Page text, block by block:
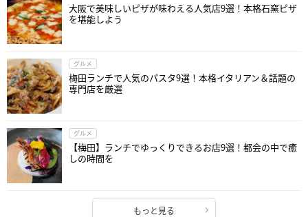
大阪で美味しいピザが味わえる人気店9選！本格石窯ピザ
を堪能しよう
グルメ
梅田ランチで人気のパスタ9選！本格イタリアン＆話題の
専門店を厳選
グルメ
【梅田】ランチでゆっくりできるお店9選！都会の中で癒
しの時間を
もっと見る